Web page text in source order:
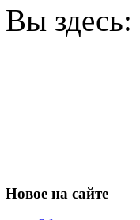
Вы здесь:
Новое на сайте